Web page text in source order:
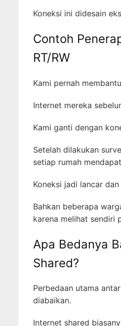
Koneksi ini didesain
Contoh
RT/RW
Kami pernah
Internet mereka
Kami ganti dengan
Setelah dilakukan
setiap rumah
Koneksi jadi lancar
Bahkan beberapa
karena melihat sendiri
Apa Bedanya
Shared?
Perbedaan utama
diabaikan.
Internet shared